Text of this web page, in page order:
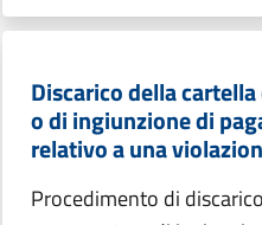
Discarico della
o di ingiunzione di
relativo a una
Procedimento di